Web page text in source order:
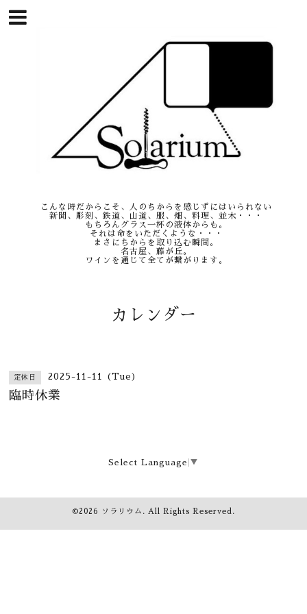
こんな時だからこそ、人のちからを感じずにはいられない
新聞、彫刻、鉄道、山道、服、畑、料理、並木・・・
もちろんグラス一杯の液体からも。
それは命をいただくような・・・
まさにちからを取り込む瞬間。
名古屋、藤が丘。
ワインを通じて全てが繋がります。
カレンダー
定休日 2025-11-11 (Tue)
臨時休業
Select Language ▼
©2026 ソラリウム . All Rights Reserved.